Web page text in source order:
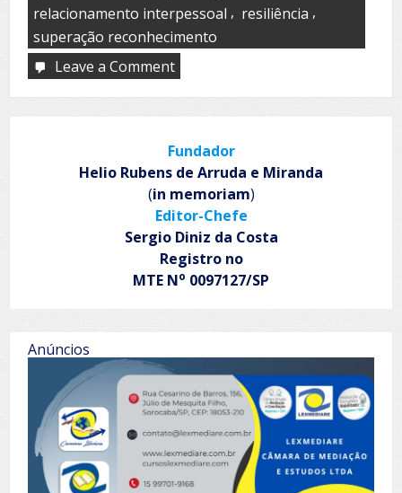
relacionamento interpessoal , resiliência ,
superação reconhecimento
Leave a Commenton
Fundador
Helio Rubens de Arruda e Miranda
(in memoriam)
Editor-Chefe
Sergio Diniz da Costa
Registro no
MTE No 0097127/SP
Anúncios